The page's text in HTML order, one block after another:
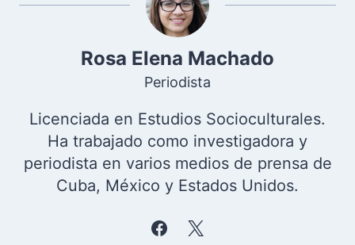
Rosa Elena Machado
Periodista
Licenciada en Estudios Socioculturales.
Ha trabajado como investigadora y
periodista en varios medios de prensa de
Cuba, México y Estados Unidos.